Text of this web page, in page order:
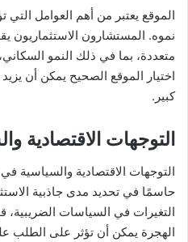
الموقع يعتبر من أهم العوامل التي
نموه. المستشارون الاستثماريون
متعددة، بما في ذلك النمو
اختيار الموقع الصحيح يمكن أن
كبير.
التوجهات الاقتصادية
التوجهات الاقتصادية والسياسية
حاسمًا في تحديد مدى جاذبية
التغيرات في السياسات الضريبية،
الهجرة يمكن أن تؤثر على الطلب